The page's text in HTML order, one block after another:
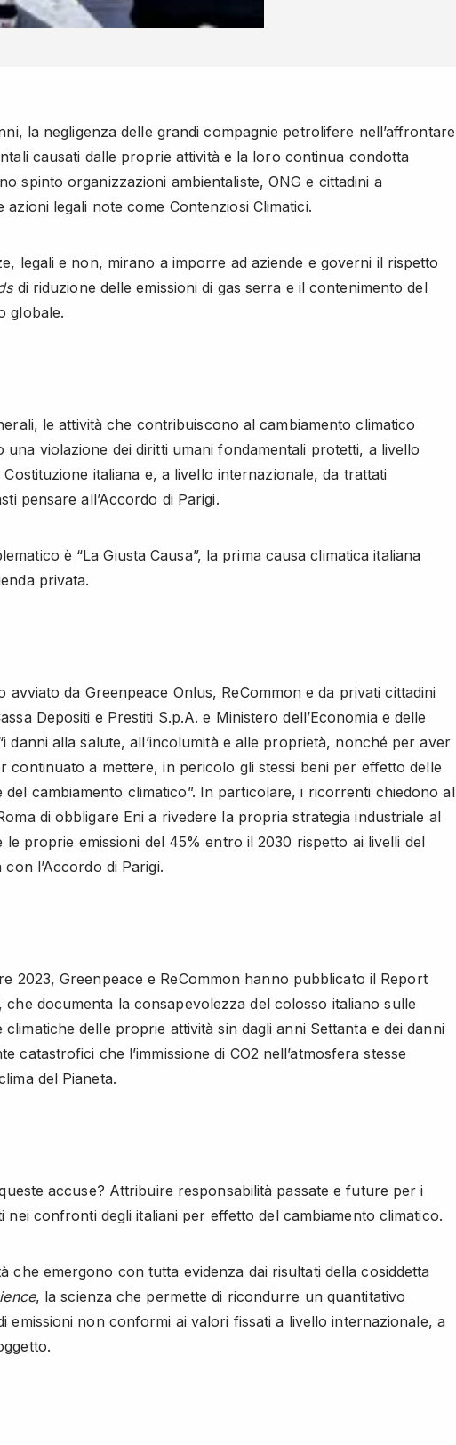
la negligenza delle grandi compagnie petrolifere nell’affrontare
causati dalle proprie attività e la loro continua condotta
spinto organizzazioni ambientaliste, ONG e cittadini a
azioni legali note come Contenziosi Climatici.
legali e non, mirano a imporre ad aziende e governi il rispetto
di riduzione delle emissioni di gas serra e il contenimento del
globale.
le attività che contribuiscono al cambiamento climatico
una violazione dei diritti umani fondamentali protetti, a livello
italiana e, a livello internazionale, da trattati
pensare all’Accordo di Parigi.
è “La Giusta Causa”, la prima causa climatica italiana
privata.
avviato da Greenpeace Onlus, ReCommon e da privati cittadini
Depositi e Prestiti S.p.A. e Ministero dell’Economia e delle
danni alla salute, all’incolumità e alle proprietà, nonché per aver
continuato a mettere, in pericolo gli stessi beni per effetto delle
del cambiamento climatico”. In particolare, i ricorrenti chiedono al
di obbligare Eni a rivedere la propria strategia industriale al
le proprie emissioni del 45% entro il 2030 rispetto ai livelli del
l’Accordo di Parigi.
2023, Greenpeace e ReCommon hanno pubblicato il Report
che documenta la consapevolezza del colosso italiano sulle
climatiche delle proprie attività sin dagli anni Settanta e dei danni
catastrofici che l’immissione di CO2 nell’atmosfera stesse
del Pianeta.
queste accuse? Attribuire responsabilità passate e future per i
nei confronti degli italiani per effetto del cambiamento climatico.
che emergono con tutta evidenza dai risultati della cosiddetta
, la scienza che permette di ricondurre un quantitativo
emissioni non conformi ai valori fissati a livello internazionale, a